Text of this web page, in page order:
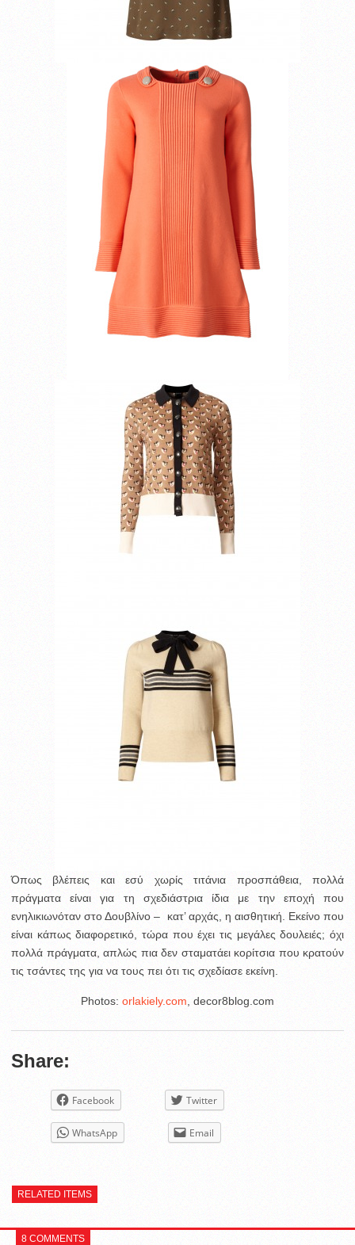
Όπως βλέπεις και εσύ χωρίς τιτάνια προσπάθεια, πολλά
πράγματα είναι για τη σχεδιάστρια ίδια με την εποχή που
ενηλικιωνόταν στο Δουβλίνο – κατ’ αρχάς, η αισθητική. Εκείνο που
είναι κάπως διαφορετικό, τώρα που έχει τις μεγάλες δουλειές; όχι
πολλά πράγματα, απλώς πια δεν σταματάει κορίτσια που κρατούν
τις τσάντες της για να τους πει ότι τις σχεδίασε εκείνη.
Photos: orlakiely.com , decor8blog.com
Share:
Facebook Twitter
WhatsApp Email
RELATED ITEMS
8 COMMENTS